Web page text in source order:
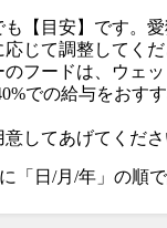
【目安】です。
じて調整してくだ
フードは、ウェ
での給与をおす
してあげてくださ
「日/月/年」の順で